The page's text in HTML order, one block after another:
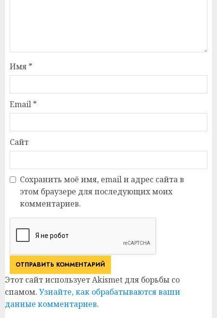
Имя *
Email *
Сайт
Сохранить моё имя, email и адрес сайта в
этом браузере для последующих моих
комментариев.
Этот сайт использует Akismet для борьбы со
спамом. Узнайте, как обрабатываются ваши
данные комментариев.